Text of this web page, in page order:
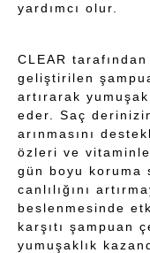
yardımcı olur.
CLEAR
geliştirilen
artırarak
eder. Saç
arınmasını
özleri ve
gün boyu koruma
canlılığını
beslenmesinde
karşıtı şampuan
yumuşaklık